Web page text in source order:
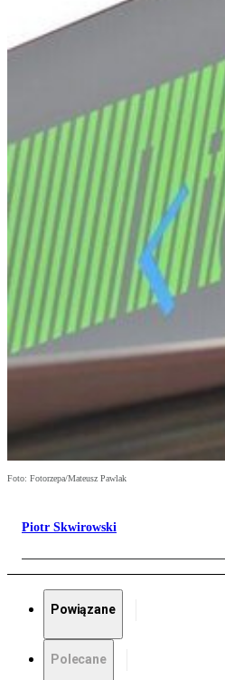
Foto: Fotorzepa/Mateusz Pawlak
Piotr Skwirowski
Powiązane
Polecane